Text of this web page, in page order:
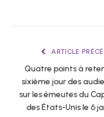
ARTICLE
Quatre points à
sixième jour des
sur les émeutes du
des États-Unis le 6